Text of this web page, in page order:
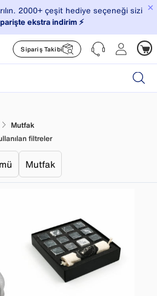
×
2000+ çeşit hediye seçeneği sizi
ekstra indirim ⚡️
Sipariş Takibi
Mutfak
filtreler
Mutfak